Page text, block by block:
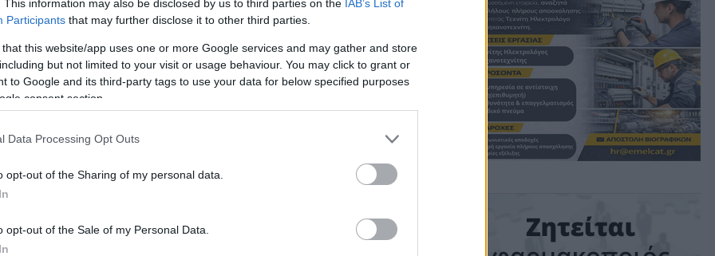
This information may also be disclosed by us to third parties on the IAB’s List of
Participants that may further disclose it to other third parties.
that this website/app uses one or more Google services and may gather and store
but not limited to your visit or usage behaviour. You may click to grant or
to Google and its third-party tags to use your data for below specified purposes
consent section.
Data Processing Opt Outs
opt-out of the Sharing of my personal data.
opt-out of the Sale of my Personal Data.
και μάθετε πρώτοι όλες τις ειδήσεις!